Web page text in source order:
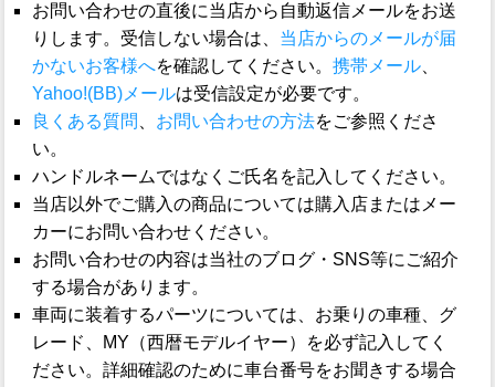
お問い合わせの直後に当店から自動返信メールをお送
りします。受信しない場合は、 当店からのメールが届
かないお客様へを確認してください。 携帯メール、
Yahoo!(BB)メールは受信設定が必要です。
良くある質問
お問い合わせの方法をご参照くださ
い。
ハンドルネームではなくご氏名を記入してください。
当店以外でご購入の商品については購入店またはメー
カーにお問い合わせください。
お問い合わせの内容は当社のブログ・SNS等にご紹介
する場合があります。
車両に装着するパーツについては、お乗りの車種、グ
レード、MY（西暦モデルイヤー）を必ず記入してく
ださい。詳細確認のために車台番号をお聞きする場合